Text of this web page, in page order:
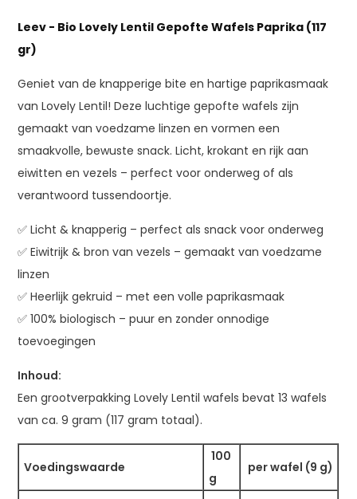
Leev - Bio Lovely Lentil Gepofte Wafels Paprika (117
gr)
Geniet van de knapperige bite en hartige paprikasmaak
van Lovely Lentil! Deze luchtige gepofte wafels zijn
gemaakt van voedzame linzen en vormen een
smaakvolle, bewuste snack. Licht, krokant en rijk aan
eiwitten en vezels – perfect voor onderweg of als
verantwoord tussendoortje.
✅ Licht & knapperig – perfect als snack voor onderweg
✅ Eiwitrijk & bron van vezels – gemaakt van voedzame
linzen
✅ Heerlijk gekruid – met een volle paprikasmaak
✅ 100% biologisch – puur en zonder onnodige
toevoegingen
Inhoud:
Een grootverpakking Lovely Lentil wafels bevat 13 wafels
van ca. 9 gram (117 gram totaal).
Voedingswaarde
100
g
per wafel (9 g)